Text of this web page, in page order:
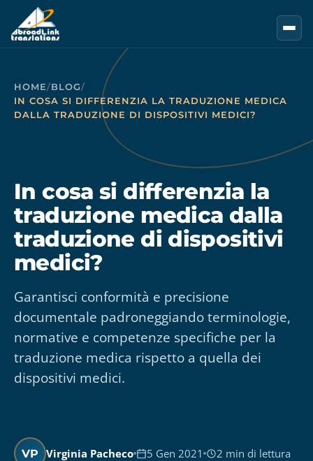
Vai al contenuto principale
HOME/BLOG/
IN COSA SI DIFFERENZIA LA TRADUZIONE MEDICA
DALLA TRADUZIONE DI DISPOSITIVI MEDICI?
In cosa si differenzia la
traduzione medica dalla
traduzione di dispositivi
medici?
Garantisci conformità e precisione
documentale padroneggiando terminologie,
normative e competenze specifiche per la
traduzione medica rispetto a quella dei
dispositivi medici.
VP Virginia Pacheco 5 Gen 2021 2 min di lettura